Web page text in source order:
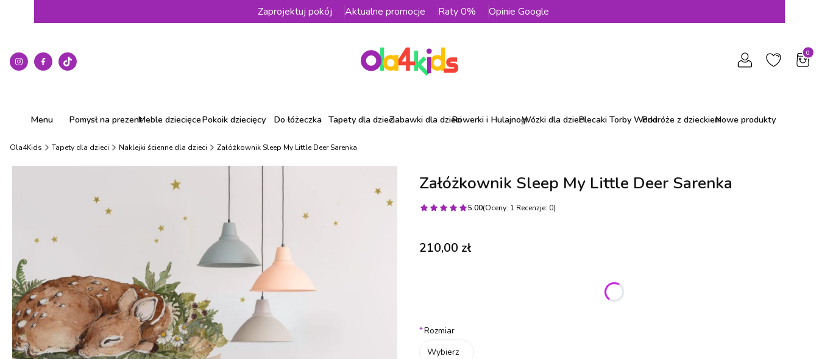
Zaprojektuj pokój Aktualne promocje Raty 0% Opinie Google
Menu Pomysł na prezentMeble dziecięcePokoik dziecięcy Do łóżeczka Tapety dla dzieciZabawki dla dzieciRowerki i HulajnogiWózki dla dzieciPlecaki Torby WorkiPodróże z dzieckiemNowe produkty
Ola4Kids Tapety dla dzieci Naklejki ścienne dla dzieci Załóżkownik Sleep My Little Deer Sarenka
Załóżkownik Sleep My Little Deer Sarenka
5.00(Oceny: 1 Recenzje: 0)
Cena
210,00 zł
*Rozmiar
Wybierz